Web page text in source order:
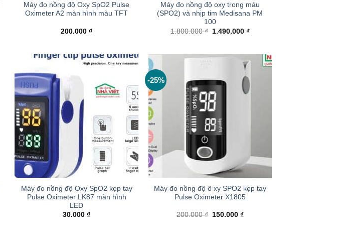
Máy đo nồng độ Oxy SpO2 Pulse
Oximeter A2 màn hình màu TFT
200.000₫
Máy đo nồng độ oxy trong máu
(SPO2) và nhịp tim Medisana PM
100
1.800.000₫ Giá
1.490.000 ₫Giá
1.490.000 ₫.
Máy đo nồng độ Oxy SpO2 kẹp tay
Pulse Oximeter LK87 màn hình
LED
30.000₫
-25%
Máy đo nồng độ ô xy SPO2 kẹp tay
Pulse Oximeter X1805
200.000₫ Giá
150.000 ₫Giá